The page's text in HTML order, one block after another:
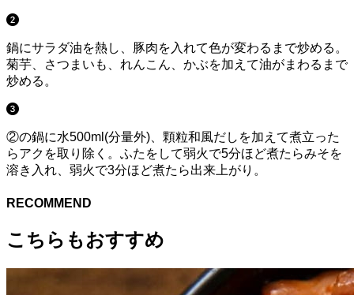
鍋にサラダ油を熱し、豚肉を入れて色が変わるまで炒める。
菊芋、さつまいも、れんこん、かぶを加えて油がまわるまで
炒める。
②の鍋に水500ml(分量外)、顆粒和風だしを加えて煮立った
らアクを取り除く。ふたをして弱火で5分ほど煮たらみそを
溶き入れ、弱火で3分ほど煮たら出来上がり。
RECOMMEND
こちらもおすすめ